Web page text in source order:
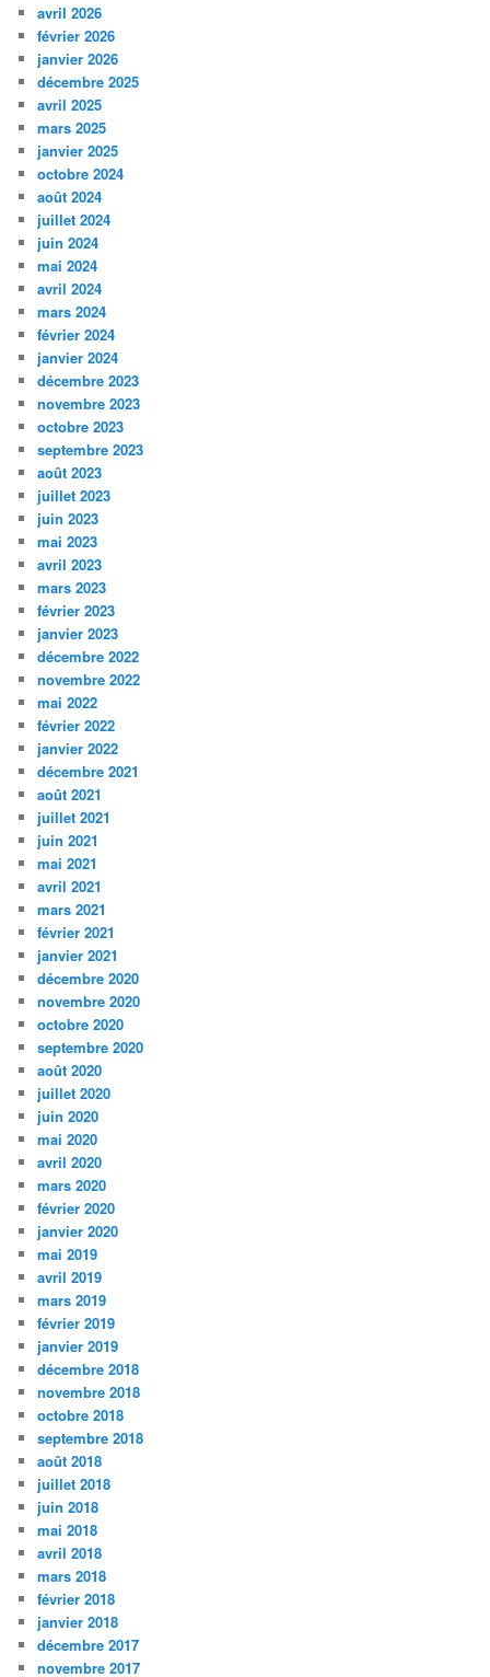
avril 2026
février 2026
janvier 2026
décembre 2025
avril 2025
mars 2025
janvier 2025
octobre 2024
août 2024
juillet 2024
juin 2024
mai 2024
avril 2024
mars 2024
février 2024
janvier 2024
décembre 2023
novembre 2023
octobre 2023
septembre 2023
août 2023
juillet 2023
juin 2023
mai 2023
avril 2023
mars 2023
février 2023
janvier 2023
décembre 2022
novembre 2022
mai 2022
février 2022
janvier 2022
décembre 2021
août 2021
juillet 2021
juin 2021
mai 2021
avril 2021
mars 2021
février 2021
janvier 2021
décembre 2020
novembre 2020
octobre 2020
septembre 2020
août 2020
juillet 2020
juin 2020
mai 2020
avril 2020
mars 2020
février 2020
janvier 2020
mai 2019
avril 2019
mars 2019
février 2019
janvier 2019
décembre 2018
novembre 2018
octobre 2018
septembre 2018
août 2018
juillet 2018
juin 2018
mai 2018
avril 2018
mars 2018
février 2018
janvier 2018
décembre 2017
novembre 2017